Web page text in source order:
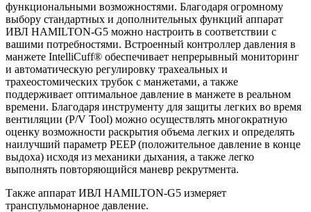
функциональными возможностями. Благодаря огромному
выбору стандартных и дополнительных функций аппарат
ИВЛ HAMILTON-G5 можно настроить в соответствии с
вашими потребностями. Встроенный контроллер давления в
манжете IntelliCuff® обеспечивает непрерывный мониторинг
и автоматическую регулировку трахеальных и
трахеостомических трубок с манжетами, а также
поддерживает оптимальное давление в манжете в реальном
времени. Благодаря инструменту для защиты легких во время
вентиляции (P/V Tool) можно осуществлять многократную
оценку возможности раскрытия объема легких и определять
наилучший параметр PEEP (положительное давление в конце
выдоха) исходя из механики дыхания, а также легко
выполнять повторяющийся маневр рекрутмента.
Также аппарат ИВЛ HAMILTON-G5 измеряет
транспульмонарное давление.